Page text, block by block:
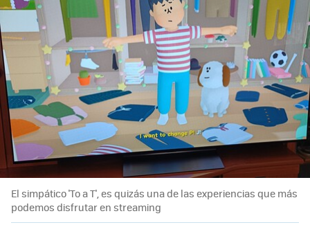
El simpático 'To a T', es quizás una de las experiencias que más
podemos disfrutar en streaming